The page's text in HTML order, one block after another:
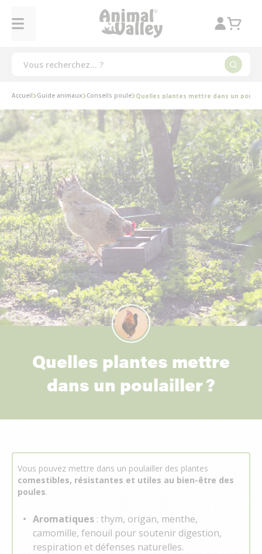
Accueil Guide animaux Conseils poule Quelles plantes mettre dans un
Quelles plantes mettre
dans un poulailler ?
Vous pouvez mettre dans un poulailler des plantes
comestibles, résistantes et utiles au bien-être des
poules.
Aromatiques : thym, origan, menthe,
camomille, fenouil pour soutenir digestion,
respiration et défenses naturelles.